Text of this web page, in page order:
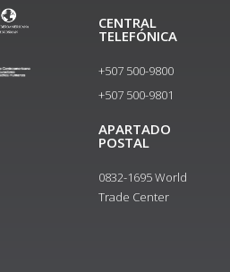
CENTRAL
TELEFÓNICA
+507 500-9800
+507 500-9801​
APARTADO
POSTAL
0832-1695 World
Trade Center